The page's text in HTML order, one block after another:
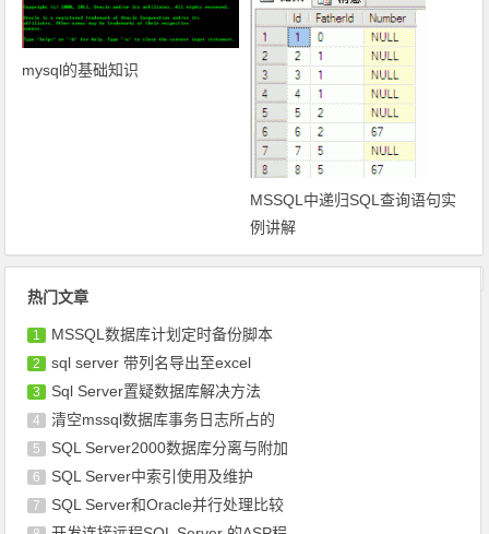
mysql的基础知识
MSSQL中递归SQL查询语句实
例讲解
热门文章
1 MSSQL数据库计划定时备份脚本
2 sql server 带列名导出至excel
3 Sql Server置疑数据库解决方法
4 清空mssql数据库事务日志所占的
5 SQL Server2000数据库分离与附加
6 SQL Server中索引使用及维护
7 SQL Server和Oracle并行处理比较